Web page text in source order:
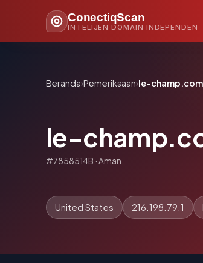
ConectiqScan
INTELIJEN DOMAIN INDEPENDEN
Beranda›Pemeriksaan›le-champ.com
le-
#7858514B · Aman
United States 216.198.79.1